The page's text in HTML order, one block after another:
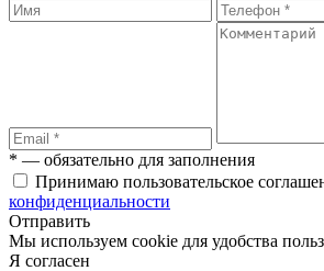
* — обязательно для заполнения
Принимаю пользовательское
конфиденциальности
Отправить
Мы используем cookie для удобства
Я согласен